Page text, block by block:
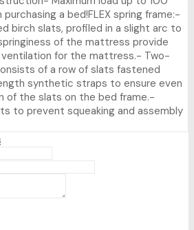
purchasing a bed!FLEX spring frame:-
birch slats, profiled in a slight arc to
of the mattress provide
for the mattress.- Two-
of a row of slats fastened
synthetic straps to ensure even
of the slats on the bed frame.-
to prevent squeaking and assembly